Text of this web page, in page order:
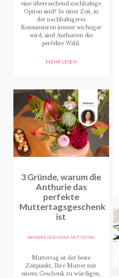
eine überraschend nachhaltige
Option sind? In einer Zeit, in
der nachhaltigeres
Konsumieren immer wichtiger
wird, sind Anthurien die
perfekte Wahl.
MEHR LESEN
3 Gründe, warum die
Anthurie das
perfekte
Muttertagsgeschenk
ist
BARBARA ,GESCHENK MUTTERTAG
Muttertag ist der beste
Zeitpunkt, Ihre Mutter mit
einem Geschenk zu würdigen,